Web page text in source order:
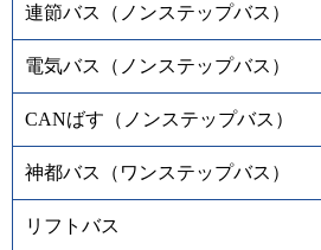
連節バス（ノンステップバス）
電気バス（ノンステップバス）
CANばす（ノンステップバス）
神都バス（ワンステップバス）
リフトバス